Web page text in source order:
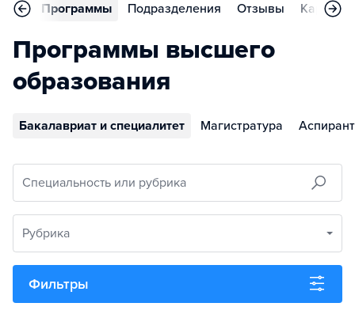
Программы Подразделения Отзывы Карьера
Программы высшего
образования
Бакалавриат и специалитет Магистратура
Специальность или рубрика
Рубрика
Фильтры